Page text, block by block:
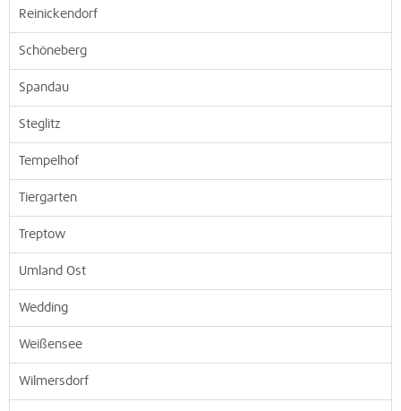
Reinickendorf
Schöneberg
Spandau
Steglitz
Tempelhof
Tiergarten
Treptow
Umland Ost
Wedding
Weißensee
Wilmersdorf